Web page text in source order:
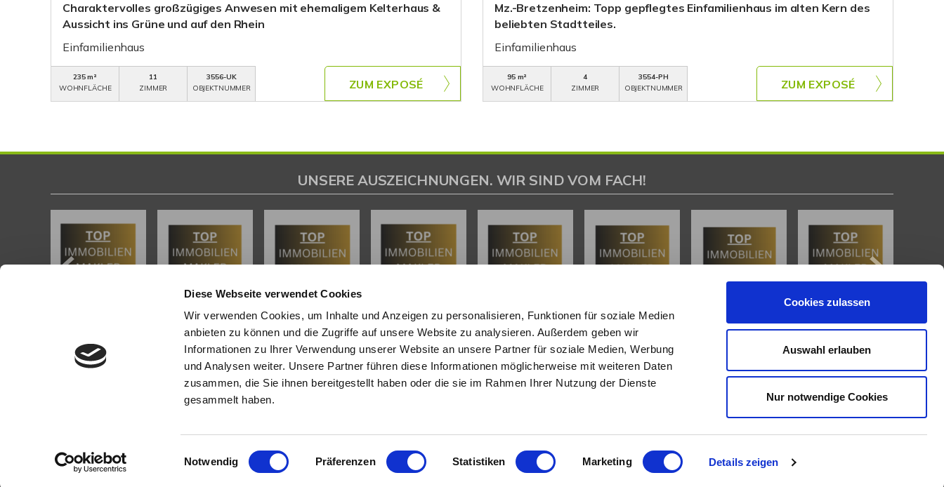
Diese Webseite verwendet Cookies
Wir verwenden Cookies, um Inhalte und Anzeigen zu personalisieren, Funktionen für soziale Medien
anbieten zu können und die Zugriffe auf unsere Website zu analysieren. Außerdem geben wir
Informationen zu Ihrer Verwendung unserer Website an unsere Partner für soziale Medien, Werbung
und Analysen weiter. Unsere Partner führen diese Informationen möglicherweise mit weiteren Daten
zusammen, die Sie ihnen bereitgestellt haben oder die sie im Rahmen Ihrer Nutzung der Dienste
gesammelt haben.
Einwilligungsauswahl
Notwendig Präferenzen Statistiken Marketing Details zeigen
Cookies zulassen
Auswahl erlauben
Nur notwendige Cookies
Charaktervolles großzügiges Anwesen mit ehemaligem Kelterhaus &
Aussicht ins Grüne und auf den Rhein
Einfamilienhaus
235 m²
WOHNFLÄCHE
11
ZIMMER
3556-UK
OBJEKTNUMMER
ZUM EXPOSÉ
Mz.-Bretzenheim: Topp gepflegtes Einfamilienhaus im alten Kern des
beliebten Stadtteiles.
Einfamilienhaus
95 m²
WOHNFLÄCHE
4
ZIMMER
3554-PH
OBJEKTNUMMER
ZUM EXPOSÉ
UNSERE AUSZEICHNUNGEN. WIR SIND VOM FACH!
KONTAKT
Tel.: +49 (0) 6131 / 9010180
Fax: +49 (0) 6131 / 9010188
PROFIL
Als kompetenter
in Mainz und Umgebungstehen wir Ihnen
Immobilie zur Seite.
INHALT
Referenzen
Eigentümer
Bewertung
Eigentumswohnungen
Häuser zum Kauf
Grundstücke
Renditeobjekte